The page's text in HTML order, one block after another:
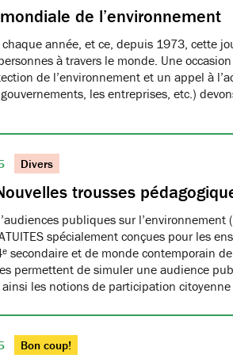
de l’environnement
année, et ce, depuis 1973, cette
à travers le monde. Une
de l’environnement et un appel à
les entreprises, etc.)
Divers
trousses
publiques sur l’environnement
spécialement conçues pour les
secondaire et de monde contemporain
permettent de simuler une audience
les notions de participation
Bon coup!